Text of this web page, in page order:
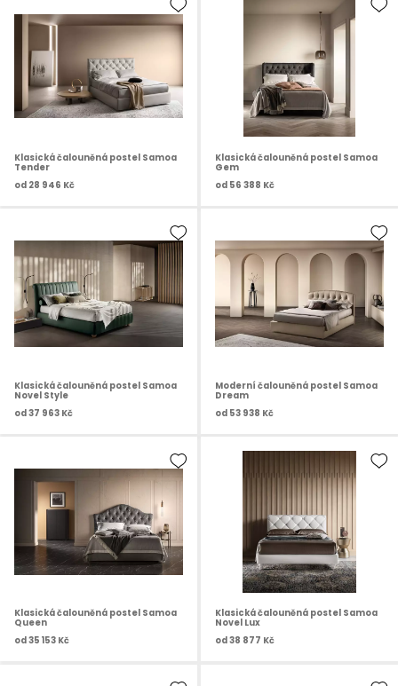
Klasická čalouněná postel Samoa
Tender
od 28 946 Kč
Klasická čalouněná postel Samoa
Gem
od 56 388 Kč
Klasická čalouněná postel Samoa
Novel Style
od37 963 Kč
Moderní čalouněná postel Samoa
Dream
od 53 938 Kč
Klasická čalouněná postel Samoa
Queen
od 35 153 Kč
Klasická čalouněná postel Samoa
Novel Lux
od 38 877 Kč